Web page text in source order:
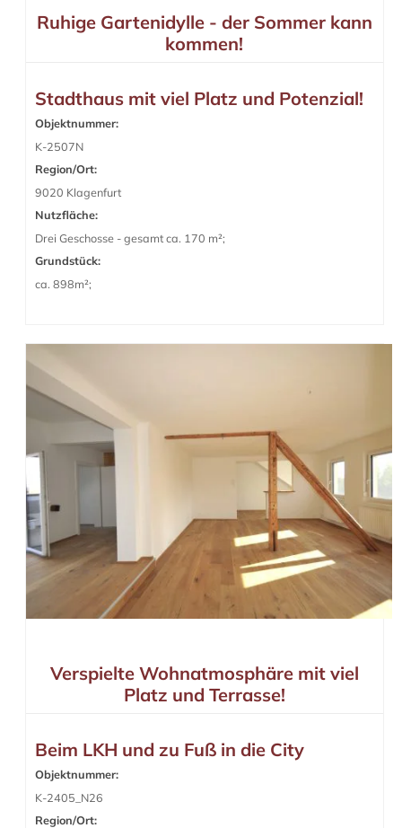
Ruhige Gartenidylle - der Sommer kann
kommen!
Stadthaus mit viel Platz und Potenzial!
Objektnummer:
K-2507N
Region/Ort:
9020 Klagenfurt
Nutzfläche:
Drei Geschosse - gesamt ca. 170 m²;
Grundstück:
ca. 898m²;
Verspielte Wohnatmosphäre mit viel
Platz und Terrasse!
Beim LKH und zu Fuß in die City
Objektnummer:
K-2405_N26
Region/Ort: